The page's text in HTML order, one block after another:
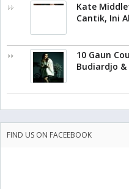
Kate
Cantik, Ini
10 Gaun
Budiardjo
FIND US ON FACEEBOOK